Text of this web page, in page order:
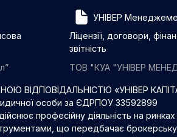
УНІВЕР
Ліцензії, договори,
звітність
ТОВ "КУА "УНІВЕР
ВІДПОВІДАЛЬНІСТЮ «УНІВЕР
особи за ЄДРПОУ 33592899
професійну діяльність на ринках
що передбачає брокерську